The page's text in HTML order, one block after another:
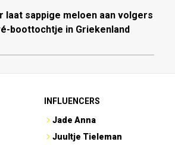
laat sappige meloen aan volgers
boottochtje in Griekenland
INFLUENCERS
Jade Anna
Juultje Tieleman